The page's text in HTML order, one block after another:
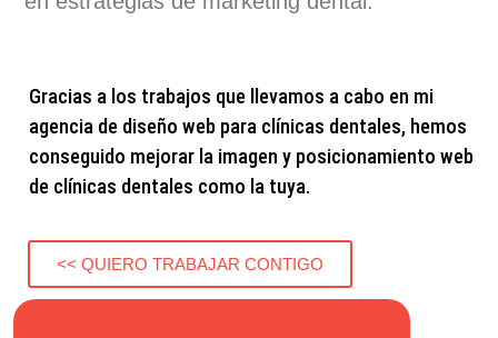
Gracias a los trabajos que llevamos a cabo en mi
agencia de diseño web para clínicas dentales, hemos
conseguido mejorar la imagen y posicionamiento web
de clínicas dentales como la tuya.
<< QUIERO TRABAJAR CONTIGO